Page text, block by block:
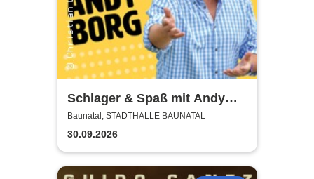
Schlager & Spaß mit Andy
Borg und Gästen
Baunatal, STADTHALLE BAUNATAL
30.09.2026